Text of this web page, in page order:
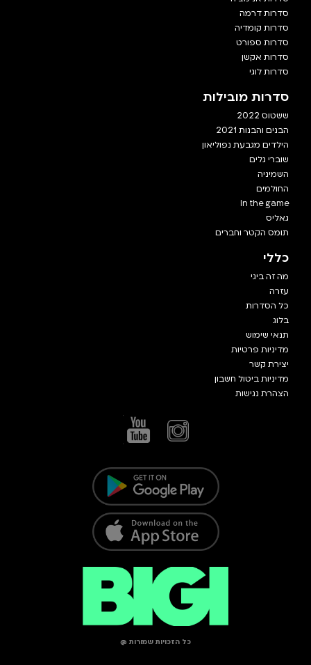
סדרות דרמה
סדרות קומדיה
סדרות ספורט
סדרות אקשן
סדרות לוגי
סדרות מובילות
ששטוס 2022
הבנים והבנות 2021
הילדים מגבעת נפוליאון
שוברי גלים
השמיניה
החולמים
In the game
גאליס
תומס הקטר וחברים
כללי
מה זה ביגי
עזרה
כל הסדרות
בלוג
תנאי שימוש
מדיניות פרטיות
יצירת קשר
מדיניות ביטול חשבון
הצהרת נגישות
כל הזכויות שמורות @